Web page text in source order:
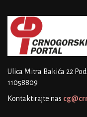
Ulica Mitra Bakića 22
11058809
Kontaktirajte nas